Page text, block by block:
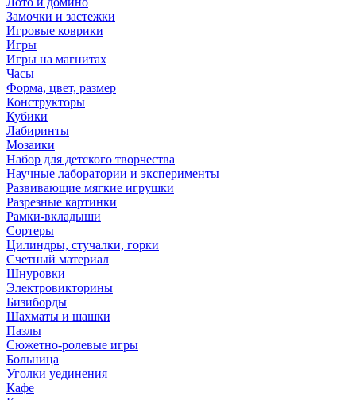
Замочки и застежки
Игровые коврики
Игры
Игры на магнитах
Часы
Форма, цвет, размер
Конструкторы
Кубики
Лабиринты
Мозаики
Набор для детского творчества
Научные лаборатории и эксперименты
Развивающие мягкие игрушки
Разрезные картинки
Рамки-вкладыши
Сортеры
Цилиндры, стучалки, горки
Счетный материал
Шнуровки
Электровикторины
Бизиборды
Шахматы и шашки
Пазлы
Сюжетно-ролевые игры
Больница
Уголки уединения
Кафе